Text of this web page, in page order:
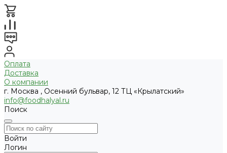
Оплата
Доставка
О компании
г. Москва , Осенний бульвар, 12 ТЦ «Крылатский»
info@foodhalyal.ru
Поиск
Войти
Логин